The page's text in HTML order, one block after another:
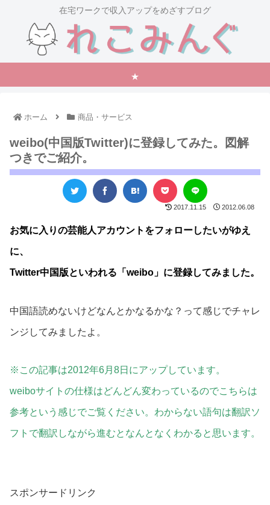
在宅ワークで収入アップをめざすブログ
★
ホーム 商品・サービス
weibo(中国版Twitter)に登録してみた。図解
つきでご紹介。
2017.11.15 2012.06.08
お気に入りの芸能人アカウントをフォローしたいがゆえ
に、
Twitter中国版といわれる「weibo」に登録してみました。
中国語読めないけどなんとかなるかな？って感じでチャレ
ンジしてみましたよ。
※この記事は2012年6月8日にアップしています。
weiboサイトの仕様はどんどん変わっているのでこちらは
参考という感じでご覧ください。わからない語句は翻訳ソ
フトで翻訳しながら進むとなんとなくわかると思います。
スポンサードリンク